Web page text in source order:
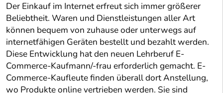
Der Einkauf im Internet erfreut sich immer größerer
Beliebtheit. Waren und Dienstleistungen aller Art
können bequem von zuhause oder unterwegs auf
internetfähigen Geräten bestellt und bezahlt werden.
Diese Entwicklung hat den neuen Lehrberuf E-
Commerce-Kaufmann/-frau erforderlich gemacht. E-
Commerce-Kaufleute finden überall dort Anstellung,
wo Produkte online vertrieben werden. Sie sind